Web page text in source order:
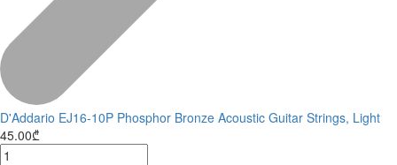
D'Addario EJ16-10P Phosphor Bronze Acoustic Guitar Strings, Light
45.00₾